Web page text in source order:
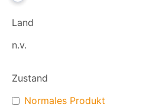
Land
n.v.
Zustand
Normales Produkt